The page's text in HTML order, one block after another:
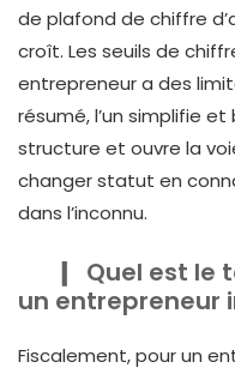
de plafond de chiffre
croît. Les seuils de
entrepreneur a des
résumé, l’un simplifie
structure et ouvre la
changer statut en
dans l’inconnu.
Quel est le
un entrepreneur
Fiscalement, pour un